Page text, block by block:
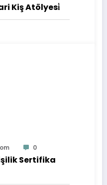
Kiş Atölyesi̇
0
Sertifika